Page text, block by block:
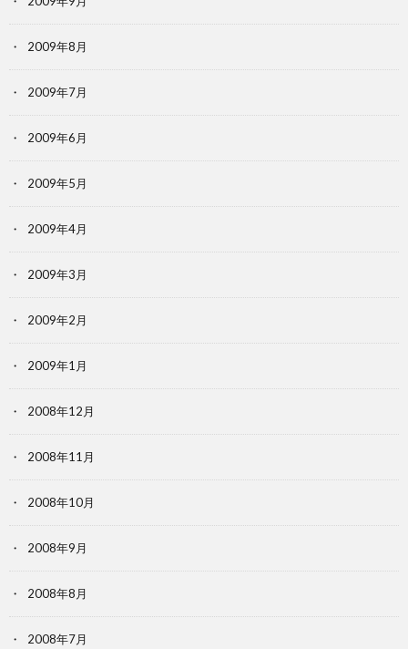
2009年8月
2009年7月
2009年6月
2009年5月
2009年4月
2009年3月
2009年2月
2009年1月
2008年12月
2008年11月
2008年10月
2008年9月
2008年8月
2008年7月